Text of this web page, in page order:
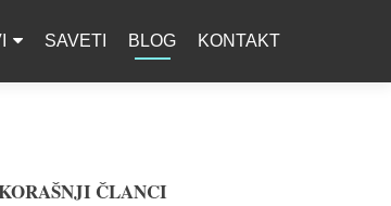
SAVETI BLOG KONTAKT
ČLANCI